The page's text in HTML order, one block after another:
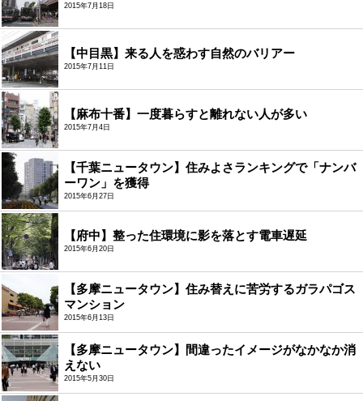
2015年7月18日
【中目黒】来る人を惑わす自然のバリアー
2015年7月11日
【麻布十番】一度暮らすと離れない人が多い
2015年7月4日
【千葉ニュータウン】住みよさランキングで「ナンバ
ーワン」を獲得
2015年6月27日
【府中】整った住環境に影を落とす電車遅延
2015年6月20日
【多摩ニュータウン】住み替えに苦労するガラパゴス
マンション
2015年6月13日
【多摩ニュータウン】間違ったイメージがなかなか消
えない
2015年5月30日